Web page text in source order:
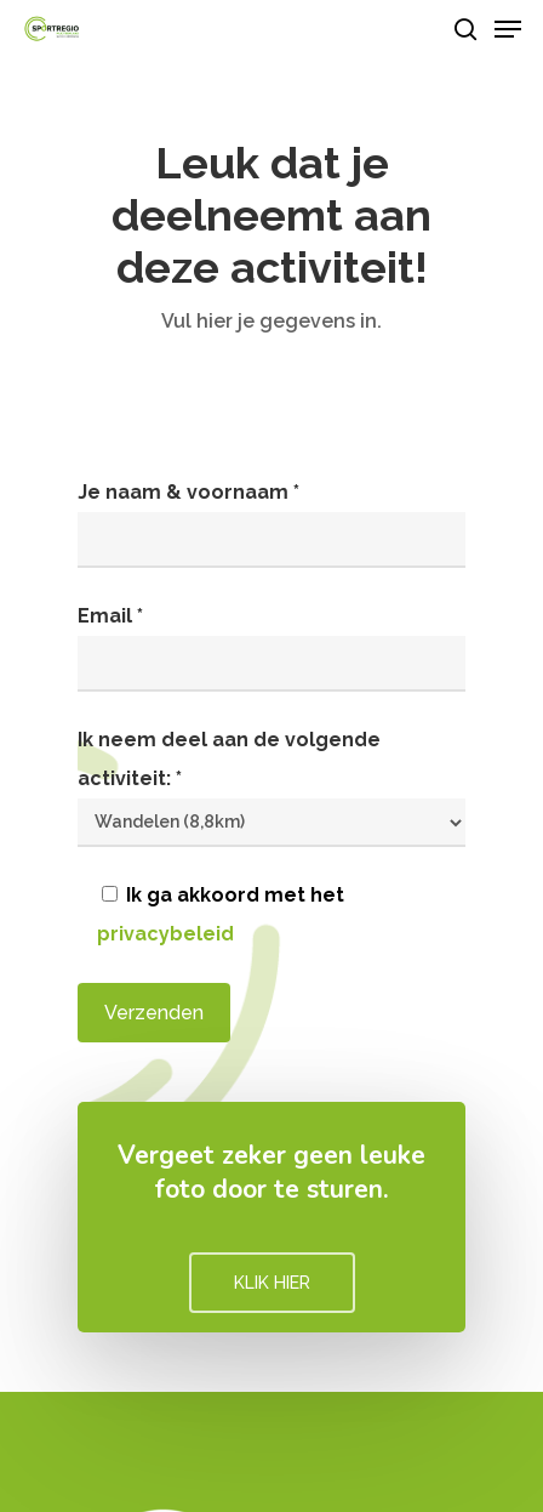
Skip
Leuk dat je
deelneemt aan
deze activiteit!
Vul hier je gegevens in.
Je naam & voornaam *
Email *
Ik neem deel aan de volgende
activiteit: *
Ik ga akkoord met het
privacybeleid
Vergeet zeker geen leuke
foto door te sturen.
KLIK HIER